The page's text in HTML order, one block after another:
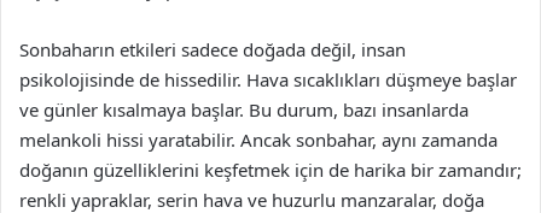
Sonbaharın etkileri sadece doğada değil, insan
psikolojisinde de hissedilir. Hava sıcaklıkları düşmeye başlar
ve günler kısalmaya başlar. Bu durum, bazı insanlarda
melankoli hissi yaratabilir. Ancak sonbahar, aynı zamanda
doğanın güzelliklerini keşfetmek için de harika bir zamandır;
renkli yapraklar, serin hava ve huzurlu manzaralar, doğa